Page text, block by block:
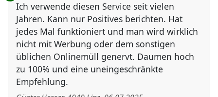
Ich verwende diesen Service seit vielen
Jahren. Kann nur Positives berichten. Hat
jedes Mal funktioniert und man wird wirklich
nicht mit Werbung oder dem sonstigen
üblichen Onlinemüll genervt. Daumen hoch
zu 100% und eine uneingeschränkte
Empfehlung.